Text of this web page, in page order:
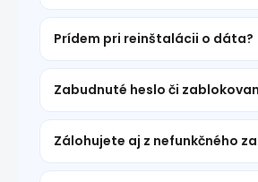
Prídem pri reinštalácii o dáta?
Zabudnuté heslo či
Zálohujete aj z nefunkčného